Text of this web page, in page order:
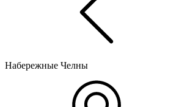
Набережные Челны